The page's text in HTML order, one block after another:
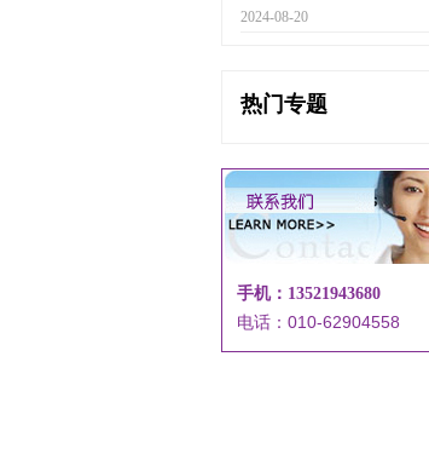
2024-08-20
热门专题
手机：13521943680
电话：010-62904558